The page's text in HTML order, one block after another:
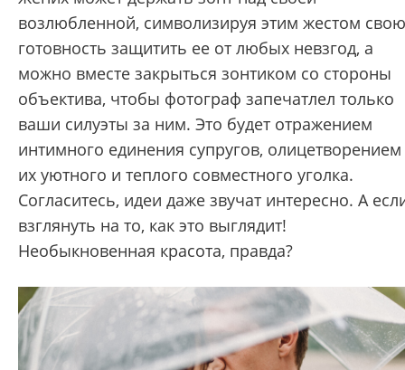
возлюбленной, символизируя этим жестом свою
готовность защитить ее от любых невзгод, а
можно вместе закрыться зонтиком со стороны
объектива, чтобы фотограф запечатлел только
ваши силуэты за ним. Это будет отражением
интимного единения супругов, олицетворением
их уютного и теплого совместного уголка.
Согласитесь, идеи даже звучат интересно. А
взглянуть на то, как это выглядит!
Необыкновенная красота, правда?